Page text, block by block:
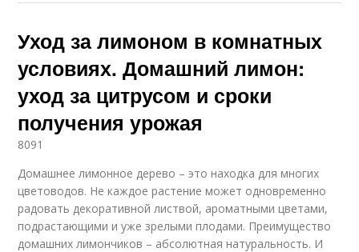
Уход за лимоном в комнатных
условиях. Домашний лимон:
уход за цитрусом и сроки
получения урожая
8091
Домашнее лимонное дерево – это находка для многих
цветоводов. Не каждое растение может одновременно
радовать декоративной листвой, ароматными цветами,
подрастающими и уже зрелыми плодами. Преимущество
домашних лимончиков – абсолютная натуральность. И